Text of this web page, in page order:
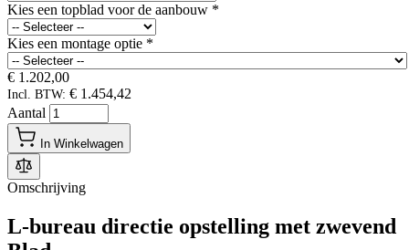
Kies een topblad voor de aanbouw *
Kies een montage optie *
€ 1.202,00
Incl. BTW: € 1.454,42
Aantal
In Winkelwagen
Omschrijving
L-bureau directie opstelling met zwevend